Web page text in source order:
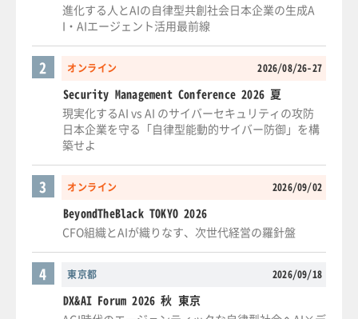
進化する人とAIの自律型共創社会日本企業の生成A
I・AIエージェント活用最前線
オンライン 2026/08/26-27
2
Security Management Conference 2026 夏
現実化するAI vs AI のサイバーセキュリティの攻防
日本企業を守る「自律型能動的サイバー防御」を構
築せよ
オンライン 2026/09/02
3
BeyondTheBlack TOKYO 2026
CFO組織とAIが織りなす、次世代経営の羅針盤
東京都 2026/09/18
4
DX&AI Forum 2026 秋 東京